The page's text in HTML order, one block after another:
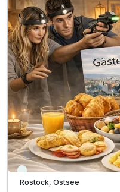
inkl. Nutzung W-Lan
inkl. Gäste Card
Viele Termine frei
Rostock, Ostsee